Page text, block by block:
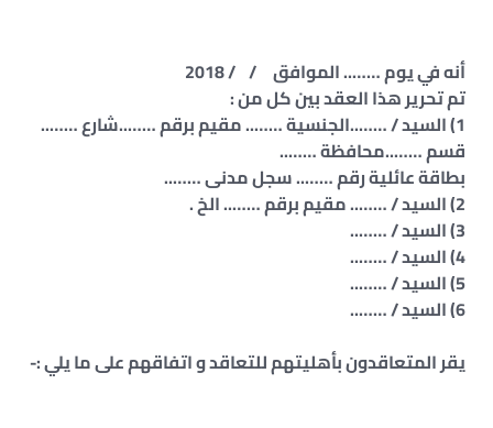
أنه في يوم …….. الموافق / / 2018
تم تحرير هذا العقد بين كل من :
1) السيد / ……..الجنسية …….. مقيم برقم ……..شارع ……..
قسم ……..محافظة ……..
بطاقة عائلية رقم …….. سجل مدنى ……..
2) السيد / …….. مقيم برقم …….. الخ .
3) السيد / ……..
4) السيد / ……..
5) السيد / ……..
6) السيد / ……..
يقر المتعاقدون بأهليتهم للتعاقد و اتفاقهم على ما يلي :-